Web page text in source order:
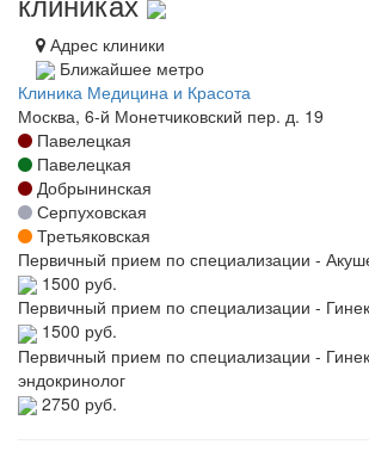
Адрес клиники
Ближайшее метро
Клиника Медицина и Красота
Москва, 6-й Монетчиковский пер. д. 19
Павелецкая
Павелецкая
Добрынинская
Серпуховская
Третьяковская
Первичный прием по специализации -
1500 руб.
Первичный прием по специализации -
1500 руб.
Первичный прием по специализации -
эндокринолог
2750 руб.